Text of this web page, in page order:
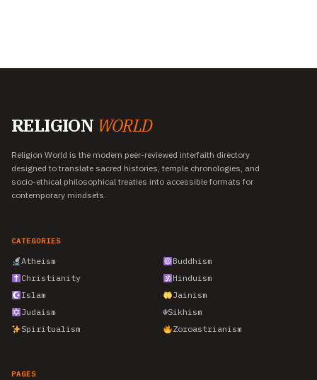
RELIGION WORLD
Religion World is the modern peer-reviewed interfaith directory
designed to translate sacred histories, temple chronologies, and
socio-ethical philosophical treaties into accessible formats for
contemporary mindsets.
CATEGORIES
Atheism
Buddhism
Christianity
Hinduism
Islam
Jainism
Judaism
☬Sikhism
Spiritualism
Zoroastrianism
PAGES